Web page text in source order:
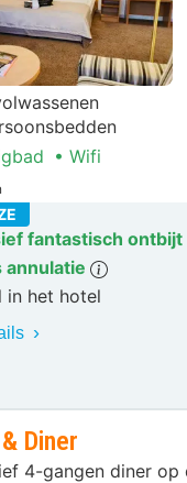
Wifi
fantastisch ontbijt
annulatie
in het hotel
Diner
4-gangen diner op